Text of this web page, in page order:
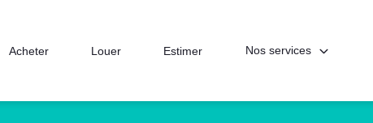
Acheter Louer Estimer Nos services